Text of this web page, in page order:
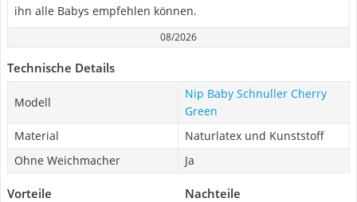
ihn alle Babys empfehlen können.
08/2026
Technische Details
Modell
Nip Baby Schnuller Cherry
Green
Material
Naturlatex und Kunststoff
Ohne Weichmacher
Ja
Vorteile Nachteile